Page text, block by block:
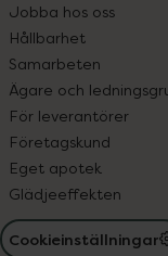
Jobba hos oss
Hållbarhet
Samarbeten
Ägare och
För leverantörer
Företagskund
Eget apotek
Glädjeeffekten
Cookieinställningar